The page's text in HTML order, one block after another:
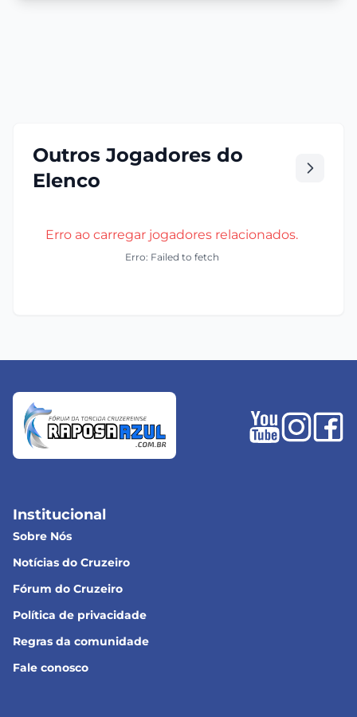
Outros Jogadores do
Elenco
Erro ao carregar jogadores relacionados.
Erro: Failed to fetch
Institucional
Sobre Nós
Notícias do Cruzeiro
Fórum do Cruzeiro
Política de privacidade
Regras da comunidade
Fale conosco